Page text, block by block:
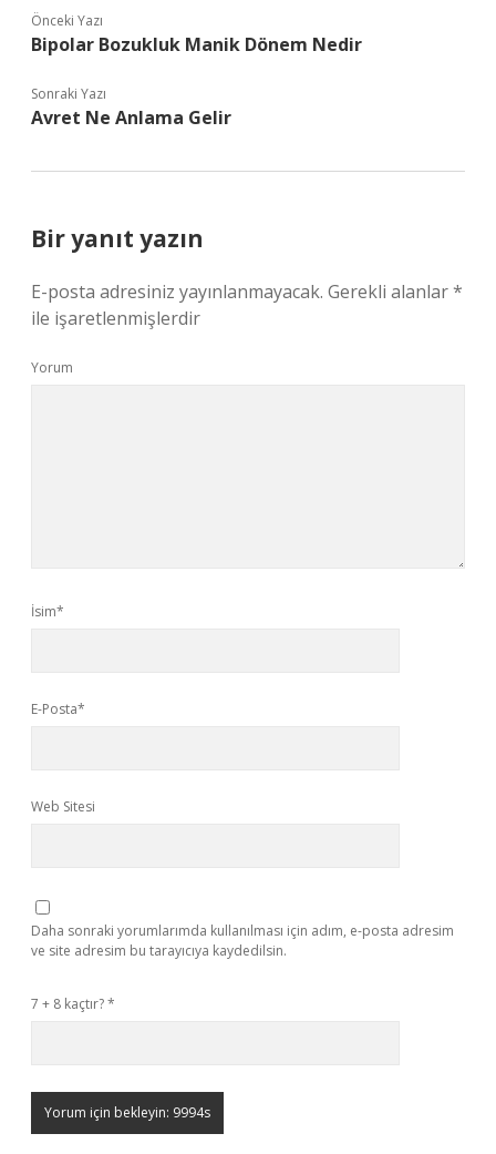
Önceki Yazı
Bipolar Bozukluk Manik Dönem Nedir
Sonraki Yazı
Avret Ne Anlama Gelir
Bir yanıt yazın
E-posta adresiniz yayınlanmayacak. Gerekli alanlar*
ile işaretlenmişlerdir
Yorum
İsim*
E-Posta*
Web Sitesi
Daha sonraki yorumlarımda kullanılması için adım, e-posta adresim
ve site adresim bu tarayıcıya kaydedilsin.
7 + 8 kaçtır?*